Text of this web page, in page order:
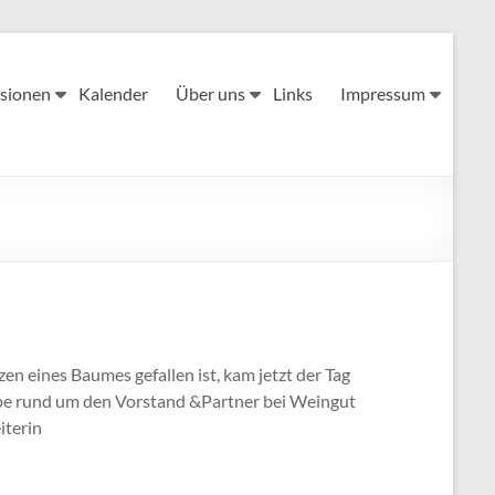
Kalender Über uns Links Impressum
eines Baumes gefallen ist, kam jetzt der Tag
rund um den Vorstand &Partner bei Weingut